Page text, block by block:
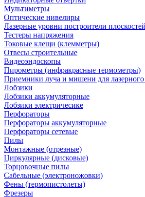
Мультиметры
Оптические нивелиры
Лазерные уровни построители плоскостей
Тестеры напряжения
Токовые клещи (клемметры)
Отвесы строительные
Видеоэндоскопы
Пирометры (инфракрасные термометры)
Приемники луча и мишени для лазерного
Лобзики
Лобзики аккумуляторные
Лобзики электричесике
Перфораторы
Перфораторы аккумуляторные
Перфораторы сетевые
Пилы
Монтажные (отрезные)
Циркулярные (дисковые)
Торцовочные пилы
Сабельные (электроножовки)
Фены (термопистолеты)
Фрезеры